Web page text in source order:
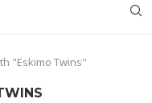
"Eskimo Twins"